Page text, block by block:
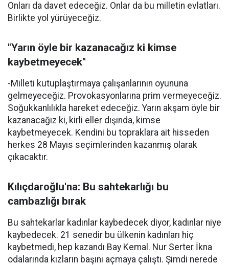
Onları da davet edeceğiz. Onlar da bu milletin evlatları.
Birlikte yol yürüyeceğiz.
"Yarın öyle bir kazanacağız ki kimse
kaybetmeyecek"
-Milleti kutuplaştırmaya çalışanlarının oyununa
gelmeyeceğiz. Provokasyonlarına prim vermeyeceğiz.
Soğukkanlılıkla hareket edeceğiz. Yarın akşam öyle bir
kazanacağız ki, kirli eller dışında, kimse
kaybetmeyecek. Kendini bu topraklara ait hisseden
herkes 28 Mayıs seçimlerinden kazanmış olarak
çıkacaktır.
Kılıçdaroğlu'na: Bu sahtekarlığı bu
cambazlığı bırak
Bu sahtekarlar kadınlar kaybedecek diyor, kadınlar niye
kaybedecek. 21 senedir bu ülkenin kadınları hiç
kaybetmedi, hep kazandı Bay Kemal. Nur Serter İkna
odalarında kızların başını açmaya çalıştı. Şimdi nerede